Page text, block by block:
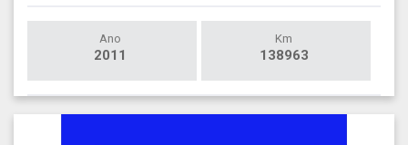
Ano
2011
Km
138963